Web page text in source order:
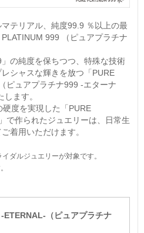
テリアル、純度99.9 ％以上の最
999 （ピュアプラチナ
の純度を保ちつつ、特殊な技術
シャスな輝きを放つ「PURE
ピュアプラチナ999 -エターナ
ます。
度を実現した「PURE
で作られたジュエリーは、日常生
着用いただけます。
ダルジュエリーが対象です。
-ETERNAL-（ピュアプラチナ